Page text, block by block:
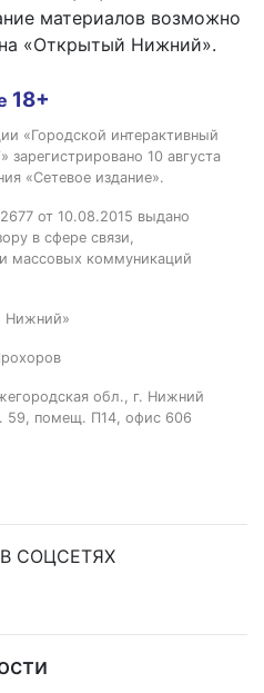
материалов возможно
«Открытый Нижний».
18+
«Городской интерактивный
10 августа
«Сетевое издание».
от 10.08.2015 выдано
в сфере связи,
массовых коммуникаций
обл., г. Нижний
59, помещ. П14, офис 606
СОЦСЕТЯХ